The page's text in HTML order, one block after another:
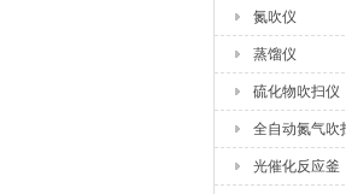
氮吹仪
蒸馏仪
硫化物吹扫仪
全自动氮气吹
光催化反应釜